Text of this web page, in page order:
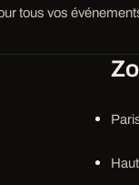
tous vos